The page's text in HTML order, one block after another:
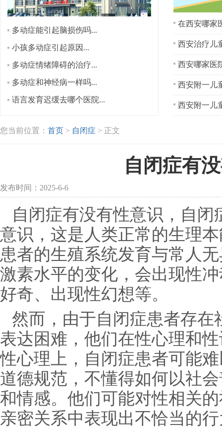
多动症能引起脑损伤吗...
小孩多动症引起原因...
多动症情绪障碍的治疗...
多动症和神经病一样吗...
语言发育迟缓去哪个医院...
在西安哪家
西安治疗儿
西安附一儿
西安附一儿
您当前位置： 首页 > 自闭症 > 正文
自闭症有
发布时间：2025-6-6
自闭症有没有性意识，自
意识，这是人类正常的生理
患者的生殖系统发育与常人
激素水平的变化，会出现性
好奇、出现性幻想等。
然而，由于自闭症患者存
表达困难，他们在性心理和
性心理上，自闭症患者可能
道德规范，不懂得如何以社
和情感。他们可能对性相关
亲密关系中表现出不恰当的